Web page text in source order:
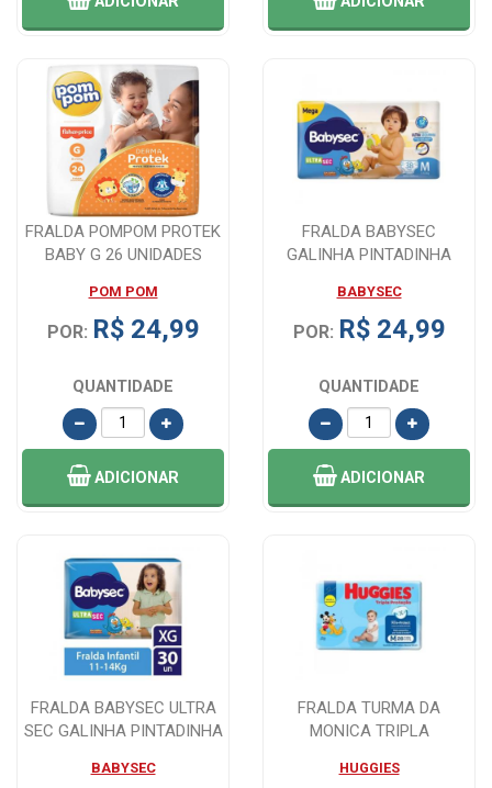
FRALDA POMPOM PROTEK
BABY G 26 UNIDADES
POM POM
POR: R$ 24,99
QUANTIDADE
ADICIONAR
FRALDA BABYSEC
GALINHA PINTADINHA
BABYSEC
POR: R$ 24,99
QUANTIDADE
ADICIONAR
FRALDA BABYSEC ULTRA
SEC GALINHA PINTADINHA
BABYSEC
FRALDA TURMA DA
MONICA TRIPLA
HUGGIES